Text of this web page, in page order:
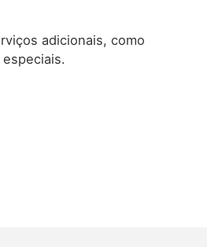
adicionais, como